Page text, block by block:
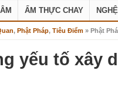
ẨM THỰC CHAY
, Phật Pháp, Tiêu Điểm » Phật
yếu tố xây